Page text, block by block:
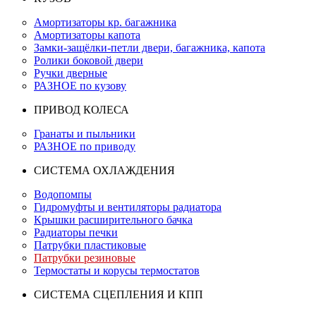
Амортизаторы кр. багажника
Амортизаторы капота
Замки-защёлки-петли двери, багажника, капота
Ролики боковой двери
Ручки дверные
РАЗНОЕ по кузову
ПРИВОД КОЛЕСА
Гранаты и пыльники
РАЗНОЕ по приводу
СИСТЕМА ОХЛАЖДЕНИЯ
Водопомпы
Гидромуфты и вентиляторы радиатора
Крышки расширительного бачка
Радиаторы печки
Патрубки пластиковые
Патрубки резиновые
Термостаты и корусы термостатов
СИСТЕМА СЦЕПЛЕНИЯ И КПП